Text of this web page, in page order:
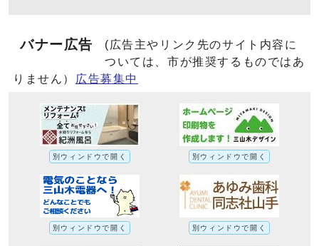
バナー広告
(広告主やリンク先のサイト内容に
ついては、市が推奨するものではあ
りません）
広告募集中
別ウィンドウで開く 別ウィンドウで開く
別ウィンドウで開く 別ウィンドウで開く